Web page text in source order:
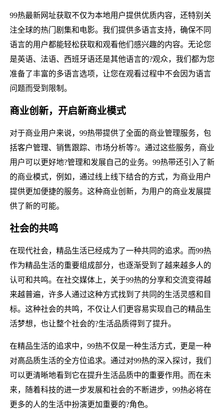
99热最新网址获取不仅为本地用户提供优质内容，还特别关
注全球的热门剧集和电影。我们提供多语言支持，确保不同
语言的用户都能轻松获取和观看他们感兴趣的内容。无论您
是英语、法语、西班牙语还是其他语言的?观众，我们都为您
准备了丰富的多语言选项，让您在观看过程中不会因为语言
问题而受到限制。
商业创新，开启新商业模式
对于商业用户来说，99热带提供了全面的商业管理服务，包
括客户管理、销售跟踪、市场分析等?。通过这些服务，商业
用户可以更好地?管理和发展自己的业务。99热带还引入了新
的商业模式，例如，通过线上线下结合的方式，为商业用户
提供更加便捷的服务。这种商业创新，为用户的商业发展提
供了新的可能。
社会的共鸣
在现代社会，精品生活已经成为了一种共同的追求。而99热
作为精品生活的重要组成部分，也逐渐受到了越来越多人的
认可和共鸣。在社交媒体上，关于99热的分享和交流变得越
来越普遍，许多人通过这种方式找到了共同的生活灵感和目
标。这种社会的共鸣，不仅让人们更容易实现自己的精品生
活梦想，也让整个社会的?生活品质得到了提升。
在精品生活的追求中，99热不仅是一种生活方式，更是一种
对高品质生活的全方位追求。通过对99热的深入探讨，我们
可以更清晰地看到它在提升生活品质中的重要作用。而在未
来，随着科技的进一步发展和社会的不断进步，99热必将在
更多的人的生活中扮演更加重要的?角色。